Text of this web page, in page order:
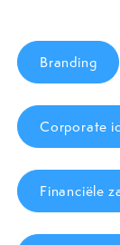
Branding
Corporate
Financiële